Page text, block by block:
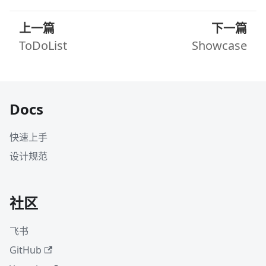
上一篇
ToDoList
下一篇
Showcase
Docs
快速上手
设计规范
社区
飞书
GitHub